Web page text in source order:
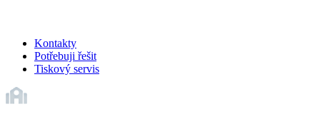
Kontakty
Potřebuji řešit
Tiskový servis